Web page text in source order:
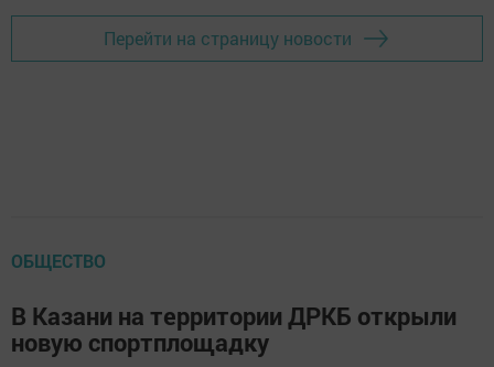
Перейти на страницу новости
ОБЩЕСТВО
В Казани на территории ДРКБ открыли
новую спортплощадку